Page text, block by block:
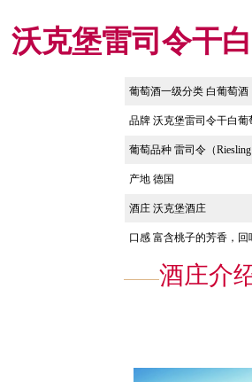
沃克堡雷司令干
葡萄酒一级分类 白葡萄酒
品牌 沃克堡雷司令干白葡
葡萄品种 雷司令（Riesling
产地 德国
酒庄 沃克堡酒庄
口感 富含桃子的芳香，回
酒庄介